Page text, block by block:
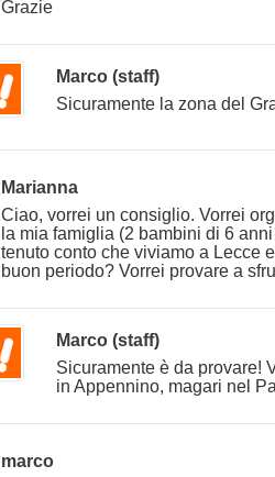
Grazie
Marco (staff)
Sicuramente la zona del
Marianna
Ciao, vorrei un consiglio. Vorrei
la mia famiglia (2 bambini di 6
tenuto conto che viviamo a Lecce
buon periodo? Vorrei provare a
Marco (staff)
Sicuramente è da provare!
in Appennino, magari nel
marco